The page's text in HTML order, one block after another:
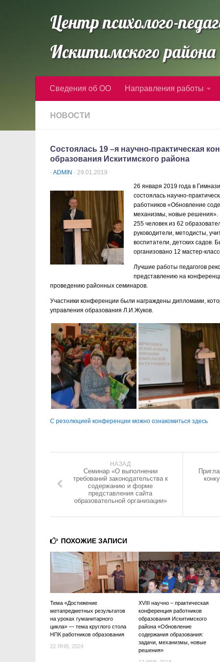
Центр психолого-
Искитимского района
Сведения об ОО Направления работы
НОВОСТИ
Cостоялась 19 –я научно-практическая
образования Искитимского района
-ADMIN · 29.01.2019
26 января 2019 года в
состоялась научно-
работников «Обновление
механизмы, новые решения».
255 человек из 62
руководители, методисты,
воспитатели, детских садов.
организовано 12 мастер-
Лучшие работы педагогов
представлению на
проведению районных семинаров.
Участники конференции были награждены дипломами,
управления образования Л.И.Жуков.
С резолюцией конференции можно ознакомиться здесь
НАЗАД
Cеминар «О выполнении
требований законодательства к
содержанию и форме
представления сайта
образовательной организации»
ПОХОЖИЕ ЗАПИСИ
Тема «Достижение
метапредметных результатов
на уроках гуманитарного
цикла» — тема круглого стола
НПК работников образования
22 ЯНВ, 2024
XVIII научно – практическая
конференция работников
образования Искитимского
района «Обновление
содержания образования:
задачи, механизмы, новые
решения»